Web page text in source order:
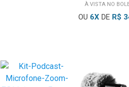
À VISTA NO
OU 6X DE R$